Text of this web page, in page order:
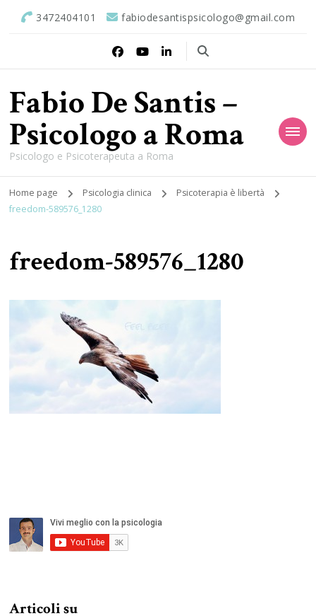
3472404101 fabiodesantispsicologo@gmail.com
Fabio De Santis –
Psicologo a Roma
Psicologo e Psicoterapeuta a Roma
Home page Psicologia clinica
Psicoterapia è libertà
freedom-589576_1280
freedom-589576_1280
Articoli su